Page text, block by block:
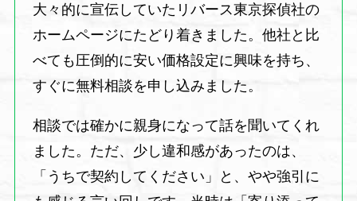
大々的に宣伝していたリバース東京探偵社の
ホームページにたどり着きました。他社と比
べても圧倒的に安い価格設定に興味を持ち、
すぐに無料相談を申し込みました。
相談では確かに親身になって話を聞いてくれ
ました。ただ、少し違和感があったのは、
「うちで契約してください」と、やや強引に